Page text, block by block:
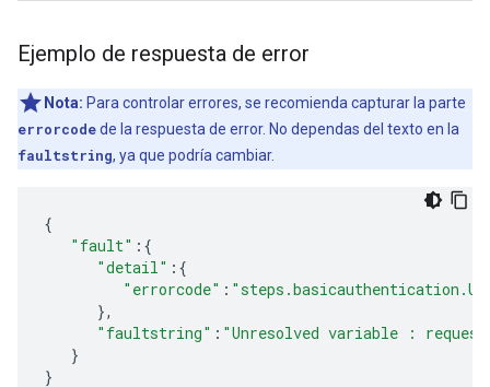
Ejemplo de respuesta de error
Nota: Para controlar errores, se recomienda capturar la parte
errorcodede la respuesta de error. No dependas del texto en la
faultstring, ya que podría cambiar.
{
"fault" :{
"detail" :{
"errorcode" :
},
"faultstring" : "Unresolved variable :
}
}